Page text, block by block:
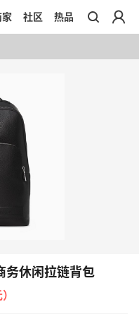
家 社区 热品
务休闲拉链背包